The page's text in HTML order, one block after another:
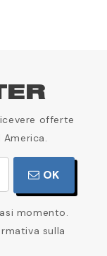
offerte
OK
momento.
sulla